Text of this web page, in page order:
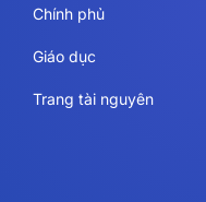
Chính phủ
Giáo dục
Trang tài nguyên